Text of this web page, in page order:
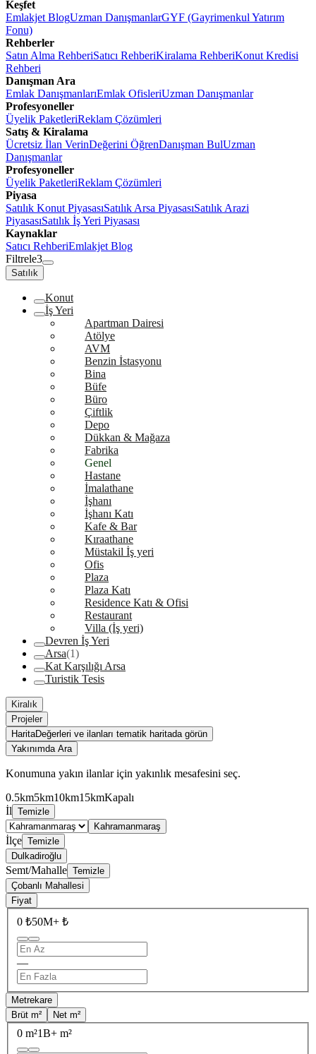
Keşfet
Emlakjet BlogUzman DanışmanlarGYF (Gayrimenkul Yatırım
Fonu)
Rehberler
Satın Alma RehberiSatıcı RehberiKiralama RehberiKonut Kredisi
Rehberi
Danışman Ara
Emlak DanışmanlarıEmlak OfisleriUzman Danışmanlar
Profesyoneller
Üyelik PaketleriReklam Çözümleri
Satış & Kiralama
Ücretsiz İlan VerinDeğerini ÖğrenDanışman BulUzman
Danışmanlar
Profesyoneller
Üyelik PaketleriReklam Çözümleri
Piyasa
Satılık Konut PiyasasıSatılık Arsa PiyasasıSatılık Arazi
PiyasasıSatılık İş Yeri Piyasası
Kaynaklar
Satıcı RehberiEmlakjet Blog
Filtrele3
Satılık
Konut
İş Yeri
Apartman Dairesi
Atölye
AVM
Benzin İstasyonu
Bina
Büfe
Büro
Çiftlik
Depo
Dükkan & Mağaza
Fabrika
Genel
Hastane
İmalathane
İşhanı
İşhanı Katı
Kafe & Bar
Kıraathane
Müstakil İş yeri
Ofis
Plaza
Plaza Katı
Residence Katı & Ofisi
Restaurant
Villa (İş yeri)
Devren İş Yeri
Arsa(1)
Kat Karşılığı Arsa
Turistik Tesis
Kiralık
Projeler
HaritaDeğerleri ve ilanları tematik haritada görün
Yakınımda Ara
Konumuna yakın ilanlar için yakınlık mesafesini seç.
0.5km5km10km15kmKapalı
İl Temizle
Kahramanmaraş
İlçe Temizle
Dulkadiroğlu
Semt/Mahalle Temizle
Çobanlı Mahallesi
Fiyat
0 ₺50M+ ₺
—
Metrekare
Brüt m²
Net m²
0 m²1B+ m²